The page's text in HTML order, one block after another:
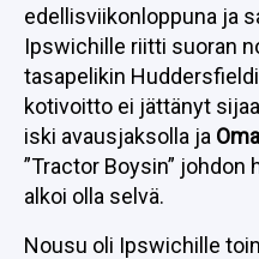
edellisviikonloppuna ja
Ipswichille riitti suoran
tasapelikin
kotivoitto ei jättänyt
iski avausjaksolla ja
”Tractor Boysin” johdon
alkoi olla selvä.
Nousu oli Ipswichille